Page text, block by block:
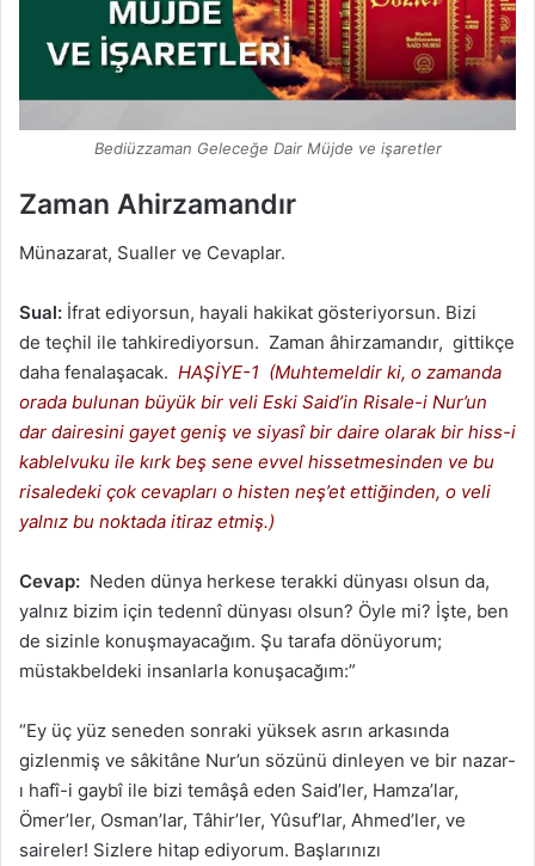
Bediüzzaman Geleceğe Dair Müjde ve işaretler
Zaman Ahirzamandır
Münazarat, Sualler ve Cevaplar.
Sual: İfrat ediyorsun, hayali hakikat gösteriyorsun. Bizi
de teçhil ile tahkirediyorsun. Zaman âhirzamandır, gittikçe
daha fenalaşacak. HAŞİYE-1 (Muhtemeldir ki, o zamanda
orada bulunan büyük bir veli Eski Said’in Risale-i Nur’un
dar dairesini gayet geniş ve siyasî bir daire olarak bir hiss-i
kablelvuku ile kırk beş sene evvel hissetmesinden ve bu
risaledeki çok cevapları o histen neş’et ettiğinden, o veli
yalnız bu noktada itiraz etmiş.)
Cevap: Neden dünya herkese terakki dünyası olsun da,
yalnız bizim için tedennî dünyası olsun? Öyle mi? İşte, ben
de sizinle konuşmayacağım. Şu tarafa dönüyorum;
müstakbeldeki insanlarla konuşacağım:”
“Ey üç yüz seneden sonraki yüksek asrın arkasında
gizlenmiş ve sâkitâne Nur’un sözünü dinleyen ve bir nazar-
ı hafî-i gaybî ile bizi temâşâ eden Said’ler, Hamza’lar,
Ömer’ler, Osman’lar, Tâhir’ler, Yûsuf’lar, Ahmed’ler, ve
saireler! Sizlere hitap ediyorum. Başlarınızı